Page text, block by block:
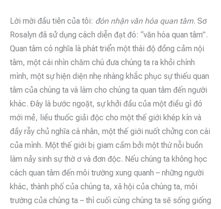
Lời mời đầu tiên của tôi: đón nhận văn hóa quan tâm. Sơ
Rosalyn đã sử dụng cách diễn đạt đó: “văn hóa quan tâm”.
Quan tâm có nghĩa là phát triển một thái độ đồng cảm nội
tâm, một cái nhìn chăm chú đưa chúng ta ra khỏi chính
mình, một sự hiện diện nhẹ nhàng khắc phục sự thiếu quan
tâm của chúng ta và làm cho chúng ta quan tâm đến người
khác. Đây là bước ngoặt, sự khởi đầu của một điều gì đó
mới mẻ, liều thuốc giải độc cho một thế giới khép kín và
đầy rẫy chủ nghĩa cá nhân, một thế giới nuốt chửng con cái
của mình. Một thế giới bị giam cầm bởi một thứ nỗi buồn
làm nảy sinh sự thờ ơ và đơn độc. Nếu chúng ta không học
cách quan tâm đến môi trường xung quanh – những người
khác, thành phố của chúng ta, xã hội của chúng ta, môi
trường của chúng ta – thì cuối cùng chúng ta sẽ sống giống